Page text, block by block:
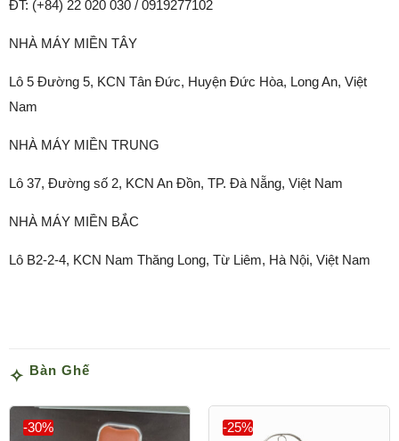
ĐT: (+84) 22 020 030 / 0919277102
NHÀ MÁY MIỀN TÂY
Lô 5 Đường 5, KCN Tân Đức, Huyện Đức Hòa, Long An, Việt
Nam
NHÀ MÁY MIỀN TRUNG
Lô 37, Đường số 2, KCN An Đồn, TP. Đà Nẵng, Việt Nam
NHÀ MÁY MIỀN BẮC
Lô B2-2-4, KCN Nam Thăng Long, Từ Liêm, Hà Nội, Việt Nam
Bàn Ghế
-30% -25%